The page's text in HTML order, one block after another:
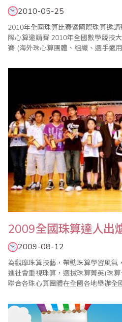
2010-05-25
2010年全國珠算比賽暨國際珠算邀請賽 2010年全國心算比賽
際心算邀請賽 2010年全國數學競技大賽 2010年國際珠算心算邀請
賽 (海外珠心算團體、組織、選手適用) 2010年國際珠心算學術論壇
2009全國珠算達人出
2009-08-12
為觀摩珠算技藝，帶動珠算學習風氣
進社會重視珠算，選拔珠算菁英(珠
聯合各珠心算團體在全國各地舉辦全
珠心算教育蓬勃發展。今年，2009
大會已於8月9日在台北縣政府603大